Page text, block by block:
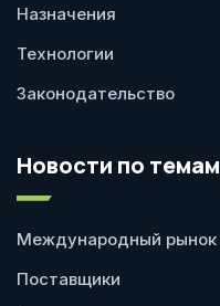
Назначения
Технологии
Законодательство
Новости по темам
Международный рынок
Поставщики